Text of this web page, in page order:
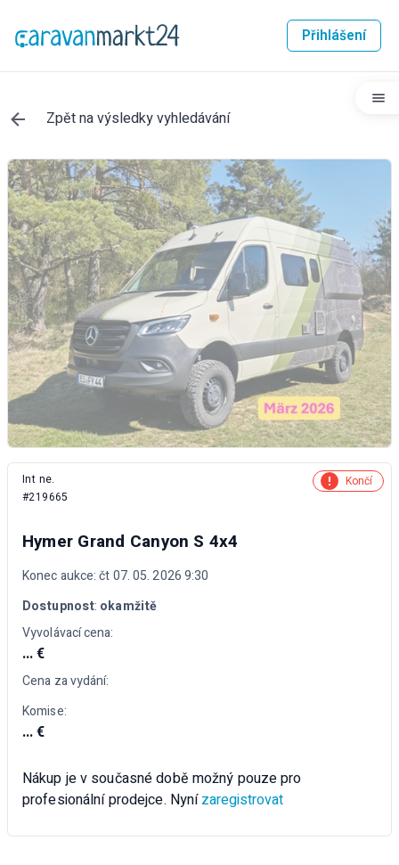
Přihlášení
Zpět na výsledky vyhledávání
Int ne.
#219665
Končí
Hymer Grand Canyon S 4x4
Konec aukce: čt 07. 05. 2026 9:30
Dostupnost: okamžitě
Vyvolávací cena:
... €
Cena za vydání:
Komise:
... €
Nákup je v současné době možný pouze pro
profesionální prodejce. Nynízaregistrovat